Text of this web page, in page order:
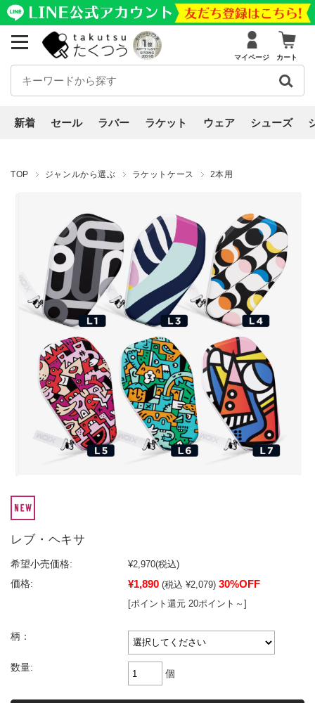
マイページ カート
新着 セール ラバー ラケット ウェア シューズ
TOP ジャンルから選ぶ ラケットケース 2本用
レブ・ヘキサ
希望小売価格: ¥2,970(税込)
価格:
¥1,890 (税込 ¥2,079) 30%OFF
[ポイント還元 20ポイント～]
柄：
数量:
個